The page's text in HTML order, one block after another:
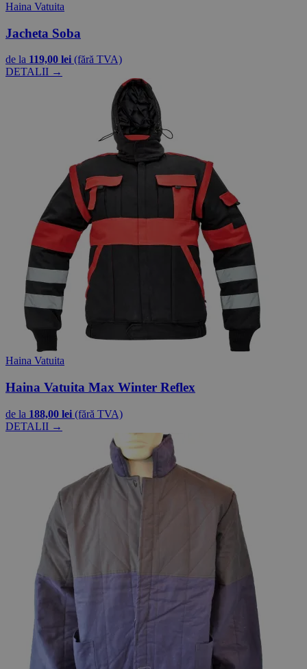
Haina Vatuita
Jacheta Soba
de la 119,00 lei (fără TVA)
DETALII →
Haina Vatuita
Haina Vatuita Max Winter Reflex
de la 188,00 lei (fără TVA)
DETALII →